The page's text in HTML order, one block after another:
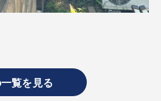
一覧を見る